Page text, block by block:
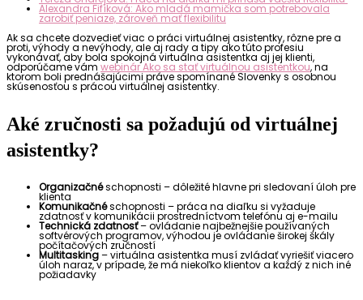
Alexandra Fifíková: Ako mladá mamička som potrebovala
zarobiť peniaze, zároveň mať flexibilitu
Ak sa chcete dozvedieť viac o práci virtuálnej asistentky, rôzne pre a
proti, výhody a nevýhody, ale aj rady a tipy ako túto profesiu
vykonávať, aby bola spokojná virtuálna asistentka aj jej klienti,
odporúčame vám webinár Ako sa stať virtuálnou asistentkou, na
ktorom boli prednášajúcimi práve spomínané Slovenky s osobnou
skúsenosťou s prácou virtuálnej asistentky.
Aké zručnosti sa požadujú od virtuálnej
asistentky?
Organizačnéschopnosti – dôležité hlavne pri sledovaní úloh pre
klienta
Komunikačnéschopnosti – práca na diaľku si vyžaduje
zdatnosť v komunikácii prostredníctvom telefónu aj e-mailu
Technická zdatnosť– ovládanie najbežnejšie používaných
softvérových programov, výhodou je ovládanie širokej škály
počítačových zručností
Multitasking– virtuálna asistentka musí zvládať vyriešiť viacero
úloh naraz, v prípade, že má niekoľko klientov a každý z nich iné
požiadavky